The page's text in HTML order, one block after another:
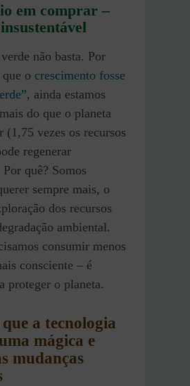
em comprar –
não basta. Por
o crescimento fosse
, ainda estamos
do que o planeta
(1,75 vezes os recursos
regenerar
quê? Somos
sempre mais, o
dos recursos
ambiental.
consumir menos
consciente – é
proteger o planeta.
a tecnologia
mágica e
mudanças